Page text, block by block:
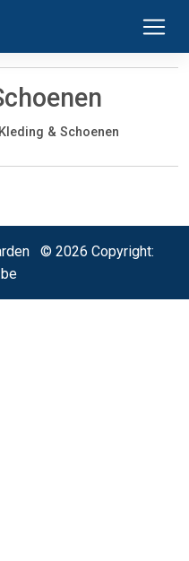
Kleding & Schoenen
© 2026 Copyright: